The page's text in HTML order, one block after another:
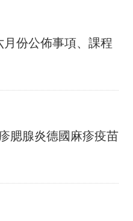
份公佈事項、課程
腮腺炎德國麻疹疫苗